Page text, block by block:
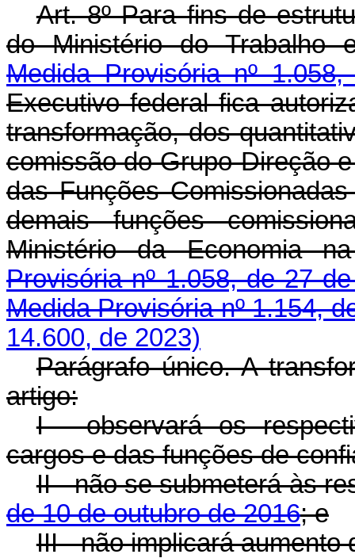
Art. 8º Para fins de
do Ministério do Trabalho
Medida Provisória nº
Executivo federal fica
transformação, dos
comissão do Grupo-Direção
das Funções
demais funções
Ministério da Economia
Provisória nº 1.058, de 27
Medida Provisória nº 1.154,
14.600, de 2023)
Parágrafo único. A
artigo:
I - observará os
cargos e das funções de
II - não se submeterá às
de 10 de outubro de 2016; e
III - não implicará aumento